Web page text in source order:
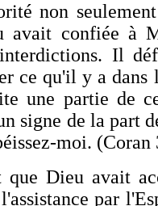
non
avait confiée à
Il
ce qu'il y a dans
une partie de
signe de la part
moi. (Coran
que Dieu avait
par